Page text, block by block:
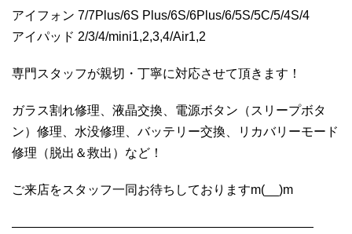
アイフォン 7/7Plus/6S Plus/6S/6Plus/6/5S/5C/5/4S/4
アイパッド 2/3/4/mini1,2,3,4/Air1,2
専門スタッフが親切・丁寧に対応させて頂きます！
ガラス割れ修理、液晶交換、電源ボタン（スリープボタ
ン）修理、水没修理、バッテリー交換、リカバリーモード
修理（脱出＆救出）など！
ご来店をスタッフ一同お待ちしておりますm(__)m
————————————————————————